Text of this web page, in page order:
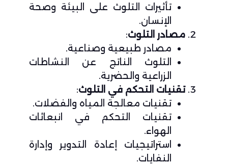
تأثيرات التلوث على البيئة وصحة
الإنسان.
مصادر التلوث:
مصادر طبيعية وصناعية.
التلوث الناتج عن النشاطات
الزراعية والحضرية.
تقنيات التحكم في التلوث:
تقنيات معالجة المياه والفضلات.
تقنيات التحكم في انبعاثات
الهواء.
استراتيجيات إعادة التدوير وإدارة
النفايات.